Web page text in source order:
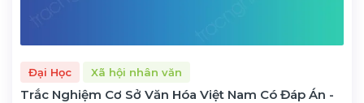
Đại Học Xã hội nhân văn
Trắc Nghiệm Cơ Sở Văn Hóa Việt Nam Có Đáp Án -